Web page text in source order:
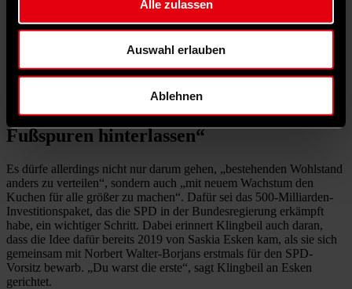
Alle zulassen
Auswahl erlauben
Ablehnen
ein gutes Leben einsetzt. „Ich will, dass die Menschen in unserem
Land Zuversicht haben können; dass sie spüren, ein gutes Leben in
Klingbeil. Dazu gehört für den SPD-Vorsitzenden auch, „die
Verteilungsfrage“ zu stellen. Das sei „nicht linksradikal“, sondern
„gesunder Menschenverstand“.
Klingbeil zu Esken: „Wirst große
Fußspuren hinterlassen“
Es dürfe allerdings nicht nur darum gehen, „bestehenden Wohlstand
anders zu verteilen“, sondern auch „mit neuem Wachstum den
Kuchen für alle größer zu machen“. Dafür sei das 500-Milliarden-
Investitionspaket, das die SPD in der Bundesregierung erkämpft
habe, ein wichtiger Schritt. Dabei erinnert Klingbeil auch daran,
dass die Idee dafür bereits 2019 von Saskia Esken kam, als sie sich
gemeinsam mit Norbert Walter-Borjans erstmals für den SPD-
Vorsitz bewarb. „Du warst die erste“, sagt Klingbeil an Esken
gerichtet.